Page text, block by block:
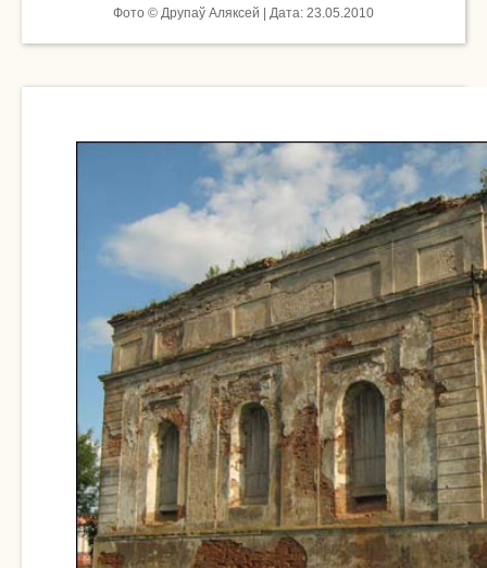
Фото © Друпаў Аляксей | Дата: 23.05.2010